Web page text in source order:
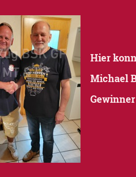
Hier
Michael